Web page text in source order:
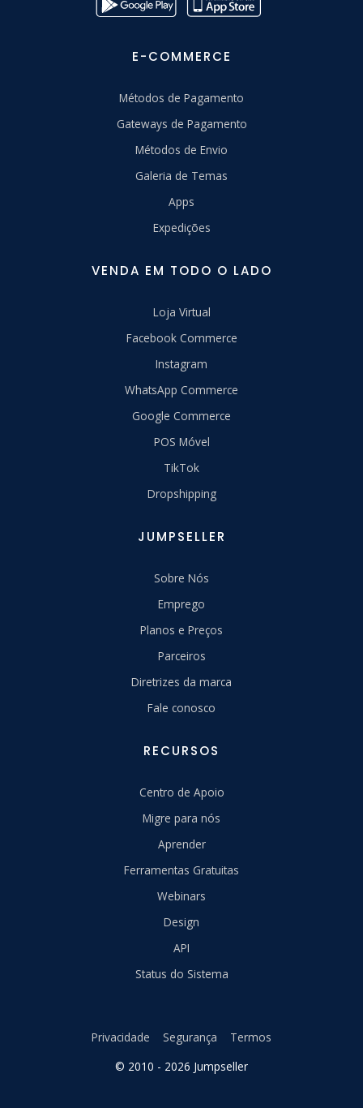
E-COMMERCE
Métodos de Pagamento
Gateways de Pagamento
Métodos de Envio
Galeria de Temas
Apps
Expedições
VENDA EM TODO O LADO
Loja Virtual
Facebook Commerce
Instagram
WhatsApp Commerce
Google Commerce
POS Móvel
TikTok
Dropshipping
JUMPSELLER
Sobre Nós
Emprego
Planos e Preços
Parceiros
Diretrizes da marca
Fale conosco
RECURSOS
Centro de Apoio
Migre para nós
Aprender
Ferramentas Gratuitas
Webinars
Design
API
Status do Sistema
© 2010 - 2026 Jumpseller
Privacidade Segurança Termos